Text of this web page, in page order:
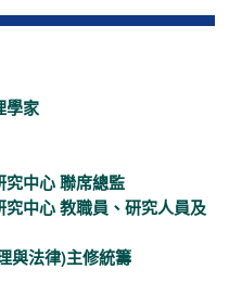
學家
中心 聯席總監
中心 教職員、研究人員及